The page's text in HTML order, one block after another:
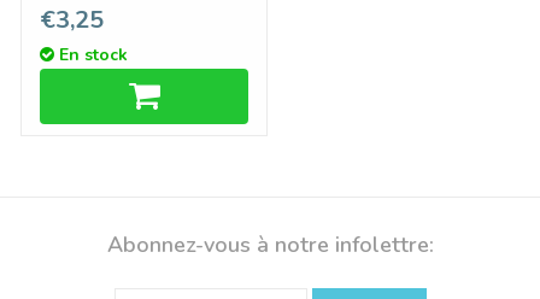
Embouts LUXA14 TS ,
ensemble de deux
€3,25
En stock
Abonnez-vous à notre infolettre: